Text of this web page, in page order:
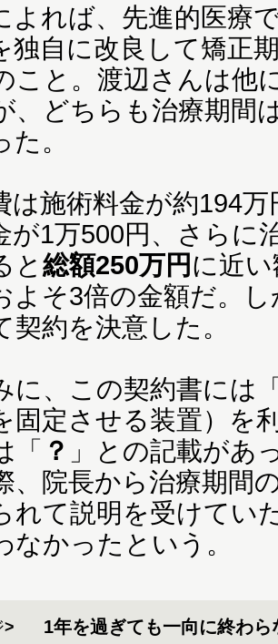
れば、先進的医療
独自に改良して矯正
こと。渡辺さんは他
、どちらも治療期間
。
施術料金が約194万
が1万500円、さらに
と 総額250万円 に近
よそ3倍の金額だ。
契約を決意した。
、この契約書には
固定させる装置）を
「 ？ 」との記載があ
、院長から治療期間
れて説明を受けてい
なかったという。
1年を過ぎても一向に終わら